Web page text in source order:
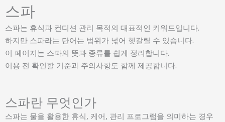
스파
스파는 휴식과 컨디션 관리 목적의 대표적인 키워드입니다.
하지만 스파라는 단어는 범위가 넓어 헷갈릴 수 있습니다.
이 페이지는 스파의 뜻과 종류를 쉽게 정리합니다.
이용 전 확인할 기준과 주의사항도 함께 제공합니다.
스파란 무엇인가
스파는 물을 활용한 휴식, 케어, 관리 프로그램을 의미하는 경우